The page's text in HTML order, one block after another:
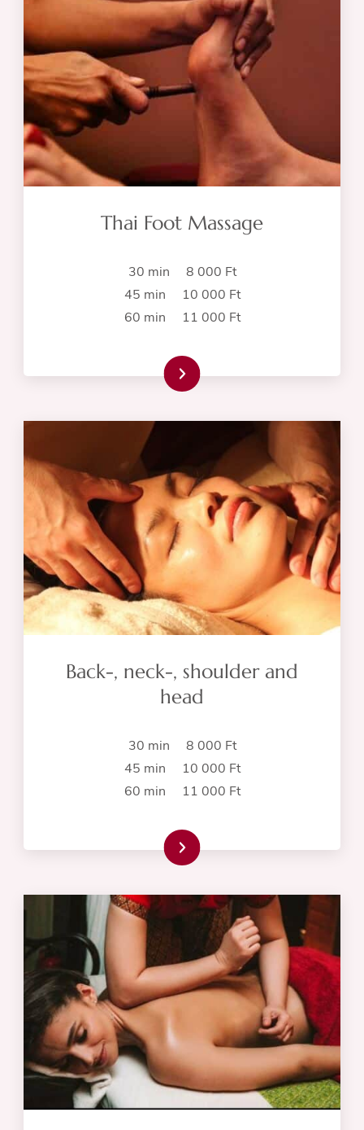
Thai Foot Massage
30 min 8 000 Ft
45 min 10 000 Ft
60 min 11 000 Ft
Read more
Back-, neck-, shoulder and
head
30 min 8 000 Ft
45 min 10 000 Ft
60 min 11 000 Ft
Read more